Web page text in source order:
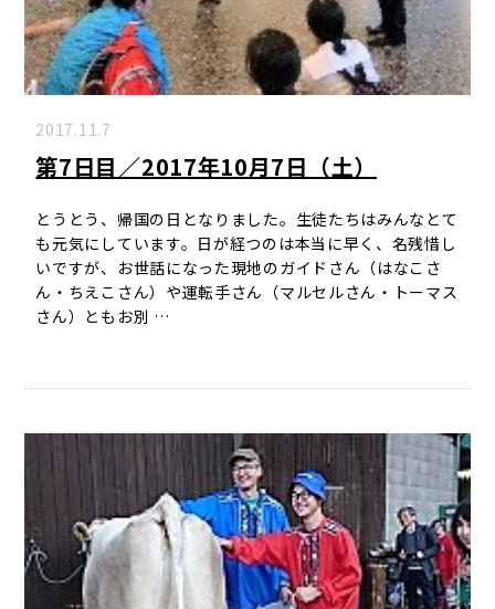
2017.11.7
第7日目／2017年10月7日（土）
とうとう、帰国の日となりました。生徒たちはみんなとて
も元気にしています。日が経つのは本当に早く、名残惜し
いですが、お世話になった現地のガイドさん（はなこさ
ん・ちえこさん）や運転手さん（マルセルさん・トーマス
さん）ともお別 …